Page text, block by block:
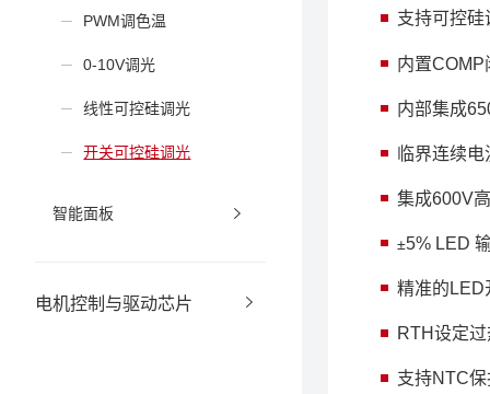
PWM调色温
0-10V调光
线性可控硅调光
开关可控硅调光
智能面板
电机控制与驱动芯片
支持可控硅
内置COMP
内部集成
临界连续
集成600V
±5% LED
精准的LED
RTH设定
支持NTC